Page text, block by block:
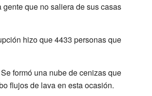
que no saliera de sus casas
hizo que 4433 personas que
formó una nube de cenizas que
flujos de lava en esta ocasión.